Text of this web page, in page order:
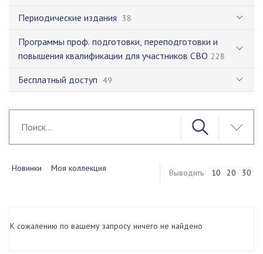
Периодические издания 38
Программы проф. подготовки, переподготовки и
повышения квалификации для участников СВО 228
Бесплатный доступ 49
Новинки Моя коллекция Выводить 10 20 30
К сожалению по вашему запросу ничего не найдено